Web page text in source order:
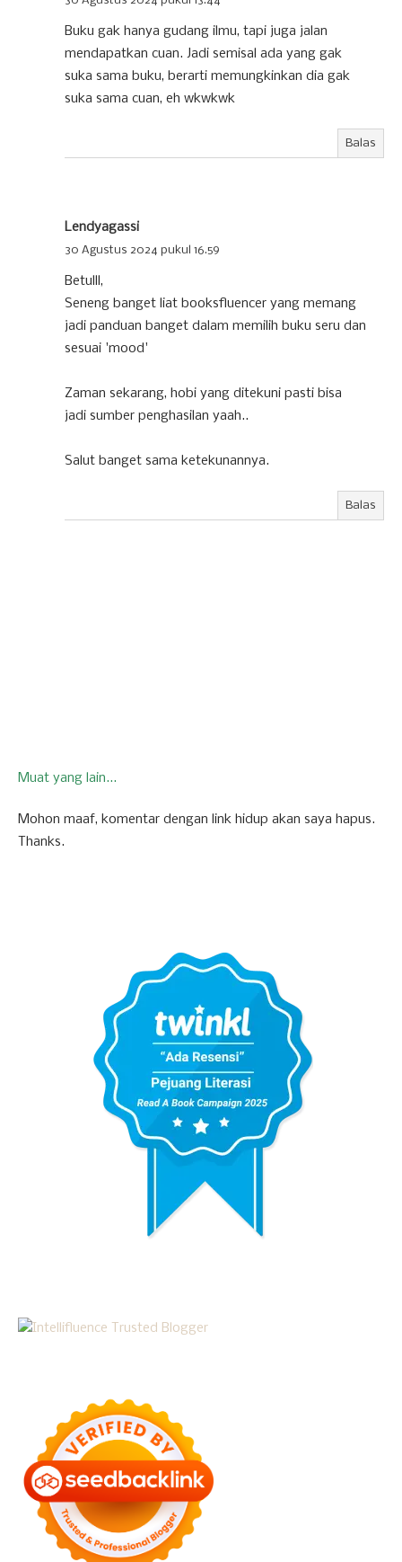
Buku gak hanya gudang ilmu, tapi juga jalan
mendapatkan cuan. Jadi semisal ada yang gak
suka sama buku, berarti memungkinkan dia gak
suka sama cuan, eh wkwkwk
Balas
Lendyagassi
30 Agustus 2024 pukul 16.59
Betulll,
Seneng banget liat booksfluencer yang memang
jadi panduan banget dalam memilih buku seru dan
sesuai 'mood'
Zaman sekarang, hobi yang ditekuni pasti bisa
jadi sumber penghasilan yaah..
Salut banget sama ketekunannya.
Balas
Muat yang lain...
Mohon maaf, komentar dengan link hidup akan saya hapus.
Thanks.